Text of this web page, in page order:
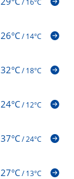
/16°C
26°C/14°C
32°C/18°C
24°C/12°C
37°C/24°C
27°C/13°C